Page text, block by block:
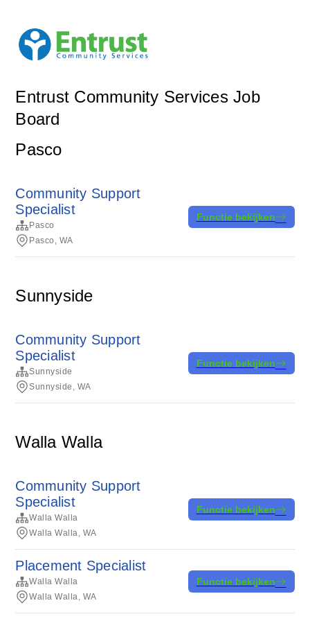
Entrust Community Services Job
Board
Pasco
Community Support
Specialist
Pasco
Pasco, WA
Functie bekijken
Sunnyside
Community Support
Specialist
Sunnyside
Sunnyside, WA
Functie bekijken
Walla Walla
Community Support
Specialist
Walla Walla
Walla Walla, WA
Functie bekijken
Placement Specialist
Walla Walla
Walla Walla, WA
Functie bekijken